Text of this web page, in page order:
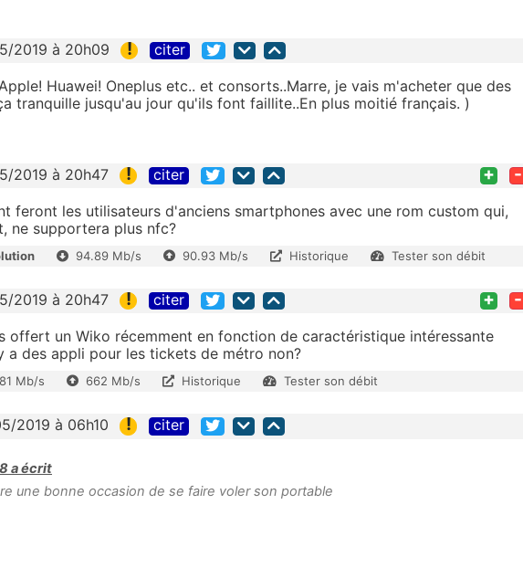
2019 à 20h09 ! citer
Huawei! Oneplus etc.. et consorts..Marre, je vais m'acheter que des
tranquille jusqu'au jour qu'ils font faillite..En plus moitié français. )
2019 à 20h47 ! citer + -
feront les utilisateurs d'anciens smartphones avec une rom custom qui,
ne supportera plus nfc?
94.89 Mb/s 90.93 Mb/s Historique Tester son débit
2019 à 20h47 ! citer + -
offert un Wiko récemment en fonction de caractéristique intéressante
a des appli pour les tickets de métro non?
Mb/s 662 Mb/s Historique Tester son débit
2019 à 06h10 ! citer
a écrit
une bonne occasion de se faire voler son portable